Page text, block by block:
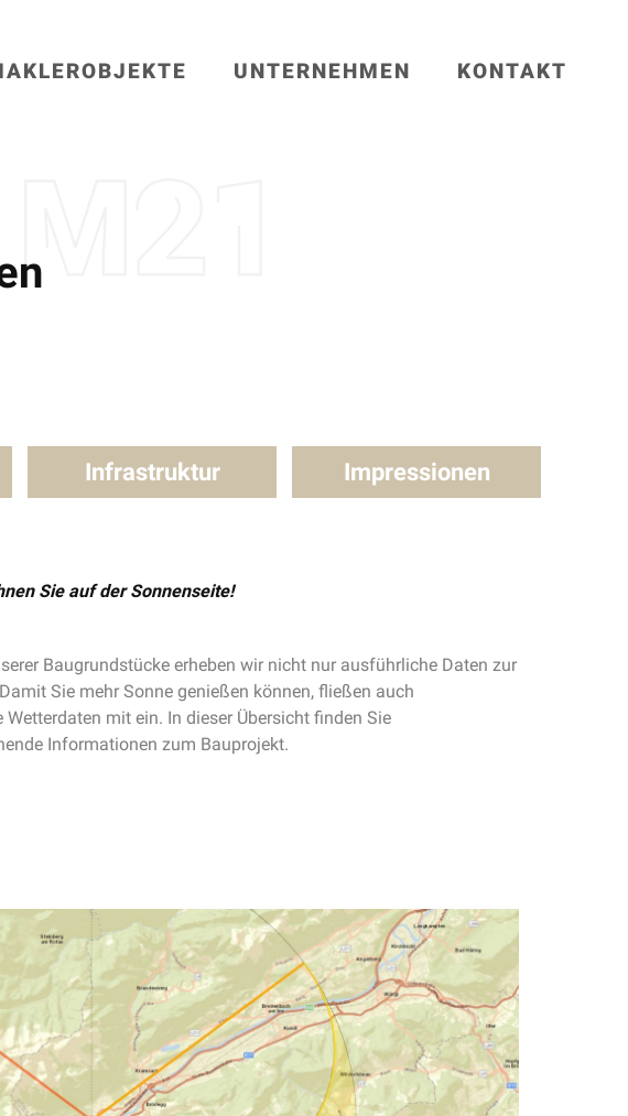
UNTERNEHMEN KONTAKT
Infrastruktur Impressionen
Sie auf der Sonnenseite!
Baugrundstücke erheben wir nicht nur ausführliche Daten zur
Sie mehr Sonne genießen können, fließen auch
Wetterdaten mit ein. In dieser Übersicht finden Sie
Informationen zum Bauprojekt.